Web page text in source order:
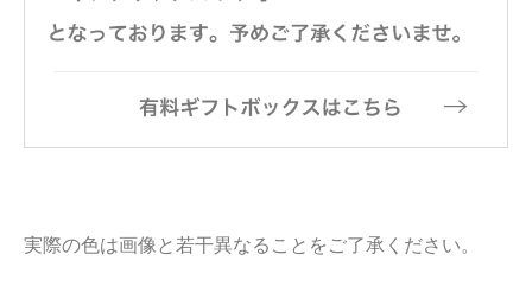
実際の色は画像と若干異なることをご了承ください。